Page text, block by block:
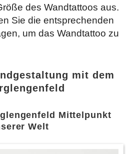
des Wandtattoos aus.
Sie die entsprechenden
um das Wandtattoo zu
mit dem
Mittelpunkt
Welt